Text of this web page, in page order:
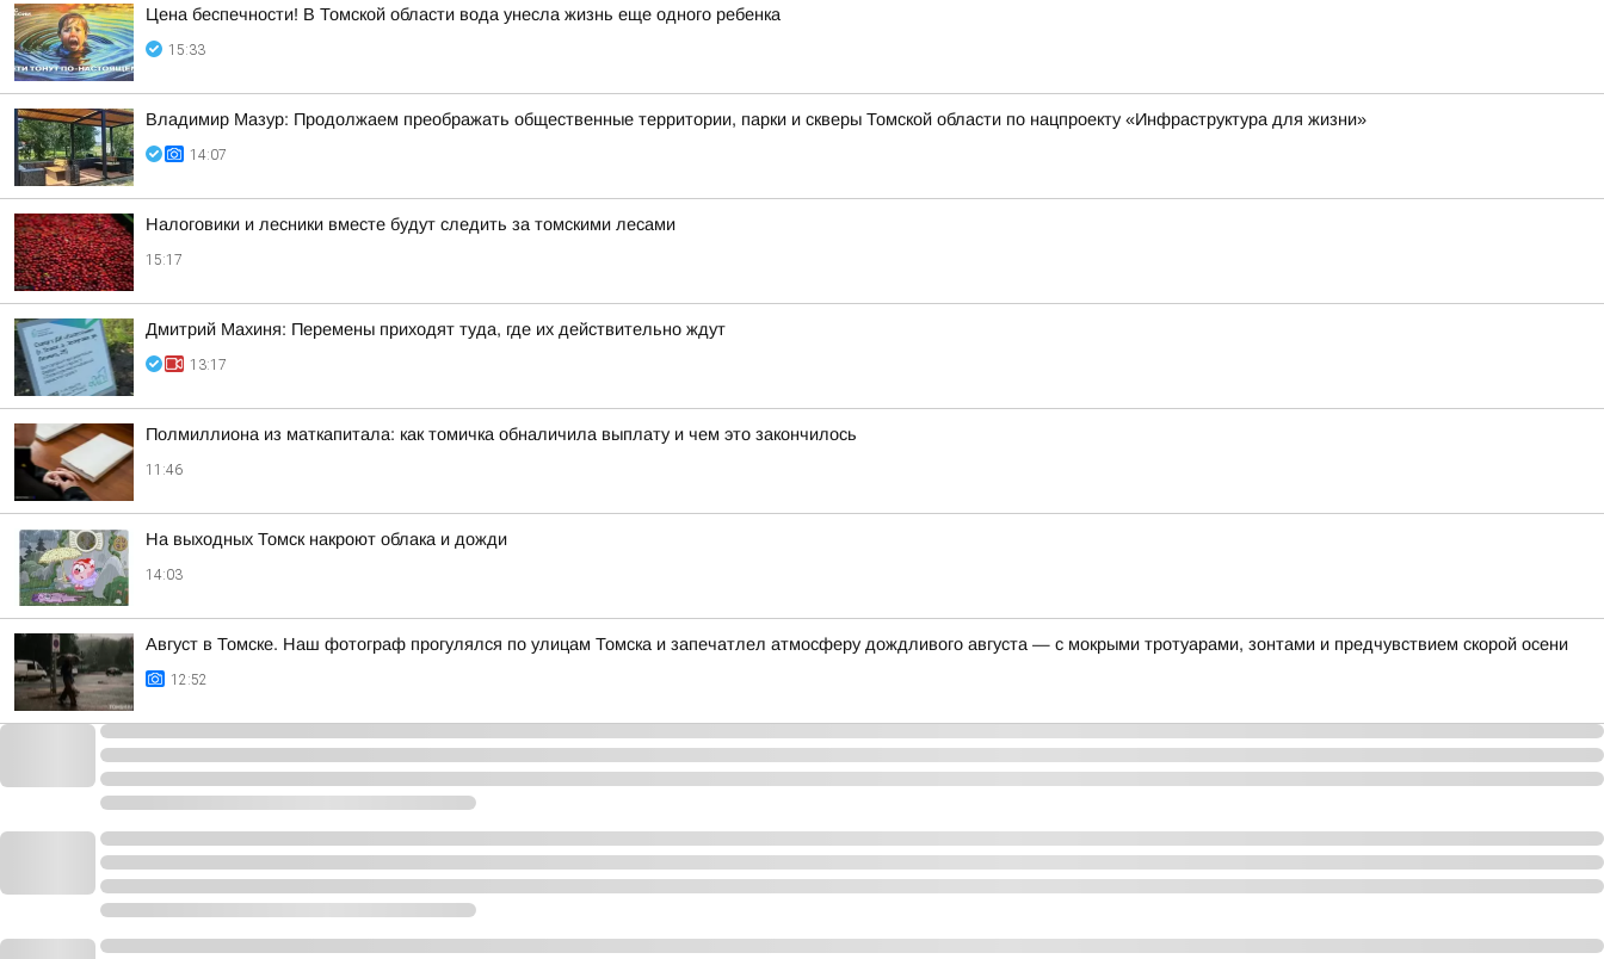
Цена беспечности! В Томской области вода унесла жизнь еще одного ребенка
15:33
Владимир Мазур: Продолжаем преображать общественные территории, парки и скверы Томской области по нацпроекту «Инфраструктура для жизни»
14:07
Налоговики и лесники вместе будут следить за томскими лесами
15:17
Дмитрий Махиня: Перемены приходят туда, где их действительно ждут
13:17
Полмиллиона из маткапитала: как томичка обналичила выплату и чем это закончилось
11:46
На выходных Томск накроют облака и дожди
14:03
Август в Томске. Наш фотограф прогулялся по улицам Томска и запечатлел атмосферу дождливого августа — с мокрыми тротуарами, зонтами и предчувствием скорой осени
12:52